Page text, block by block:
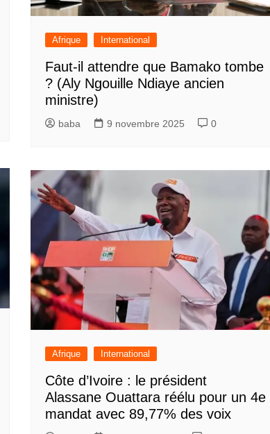
Afrique International
Faut-il attendre que Bamako tombe
? (Aly Ngouille Ndiaye ancien
ministre)
baba 9 novembre 2025 0
Afrique International
Côte d’Ivoire : le président
Alassane Ouattara réélu pour un 4e
mandat avec 89,77% des voix